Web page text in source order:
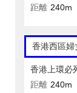
距離 240m
香港西區婦
香港上環
距離 240m